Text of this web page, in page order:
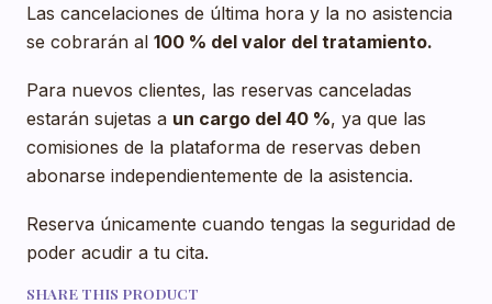
Las cancelaciones de última hora y la no asistencia
se cobrarán al 100 % del valor del tratamiento.
Para nuevos clientes, las reservas canceladas
estarán sujetas a un cargo del 40 %, ya que las
comisiones de la plataforma de reservas deben
abonarse independientemente de la asistencia.
Reserva únicamente cuando tengas la seguridad de
poder acudir a tu cita.
SHARE THIS PRODUCT